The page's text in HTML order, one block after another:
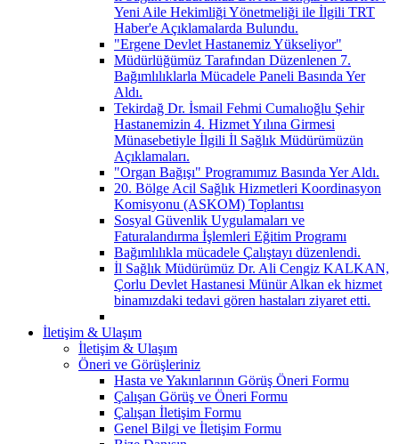
Yeni Aile Hekimliği Yönetmeliği ile İlgili TRT
Haber'e Açıklamalarda Bulundu.
"Ergene Devlet Hastanemiz Yükseliyor"
Müdürlüğümüz Tarafından Düzenlenen 7.
Bağımlılıklarla Mücadele Paneli Basında Yer
Aldı.
Tekirdağ Dr. İsmail Fehmi Cumalıoğlu Şehir
Hastanemizin 4. Hizmet Yılına Girmesi
Münasebetiyle İlgili İl Sağlık Müdürümüzün
Açıklamaları.
"Organ Bağışı" Programımız Basında Yer Aldı.
20. Bölge Acil Sağlık Hizmetleri Koordinasyon
Komisyonu (ASKOM) Toplantısı
Sosyal Güvenlik Uygulamaları ve
Faturalandırma İşlemleri Eğitim Programı
Bağımlılıkla mücadele Çalıştayı düzenlendi.
İl Sağlık Müdürümüz Dr. Ali Cengiz KALKAN,
Çorlu Devlet Hastanesi Münür Alkan ek hizmet
binamızdaki tedavi gören hastaları ziyaret etti.
İletişim & Ulaşım
İletişim & Ulaşım
Öneri ve Görüşleriniz
Hasta ve Yakınlarının Görüş Öneri Formu
Çalışan Görüş ve Öneri Formu
Çalışan İletişim Formu
Genel Bilgi ve İletişim Formu